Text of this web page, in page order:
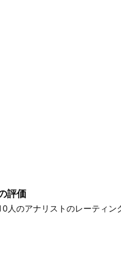
評価
人のアナリストのレーティン